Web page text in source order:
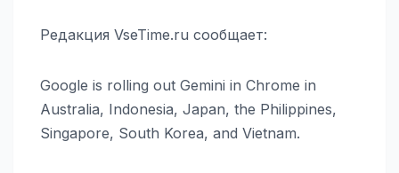
Редакция VseTime.ru сообщает:
Google is rolling out Gemini in Chrome in
Australia, Indonesia, Japan, the Philippines,
Singapore, South Korea, and Vietnam.